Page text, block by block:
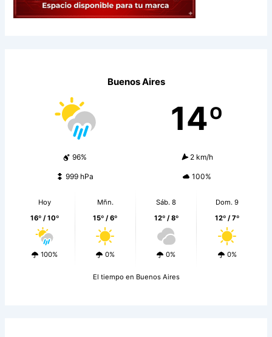
Buenos Aires
14º
96% 2 km/h
999 hPa 100%
Hoy
16º / 10º
100%
Mñn.
15º / 6º
0%
Sáb. 8
12º / 8º
0%
Dom. 9
12º / 7º
0%
El tiempo en Buenos Aires